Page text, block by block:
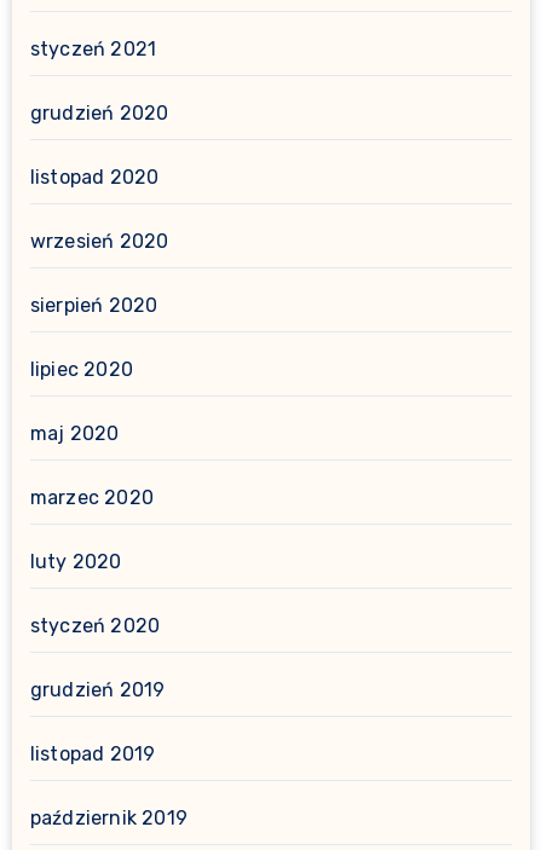
styczeń 2021
grudzień 2020
listopad 2020
wrzesień 2020
sierpień 2020
lipiec 2020
maj 2020
marzec 2020
luty 2020
styczeń 2020
grudzień 2019
listopad 2019
październik 2019